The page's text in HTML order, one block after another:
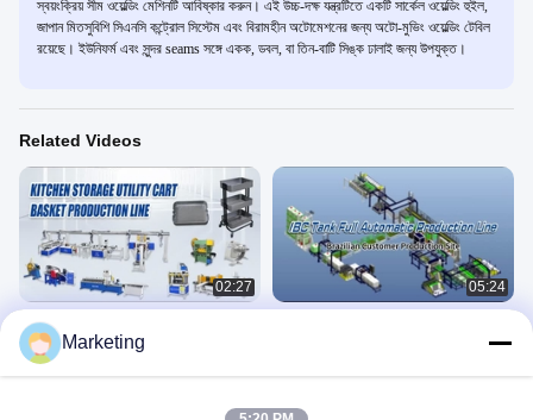
স্বয়ংক্রিয় সীম ওয়েল্ডিং মেশিনটি আবিষ্কার করুন। এই উচ্চ-দক্ষ যন্ত্রটিতে একটি সার্কেল ওয়েল্ডিং হুইল,
জাপান মিতসুবিশি সিএনসি কন্ট্রোল সিস্টেম এবং বিরামহীন অটোমেশনের জন্য অটো-মুভিং ওয়েল্ডিং টেবিল
রয়েছে। ইউনিফর্ম এবং সুন্দর seams সঙ্গে একক, ডবল, বা তিন-বাটি সিঙ্ক ঢালাই জন্য উপযুক্ত।
Related Videos
02:27
90 ডিগ্রি কোণ স্বয়ংক্রিয় ইলেকট্রিক স্টিল সিঙ্ক
ওয়েল্ডিং মেশিন / সিঙ্ক ওয়েল্ডার 5KW 50Hz সিই
অন্যান্য ভিডিও
05:24
Marketing